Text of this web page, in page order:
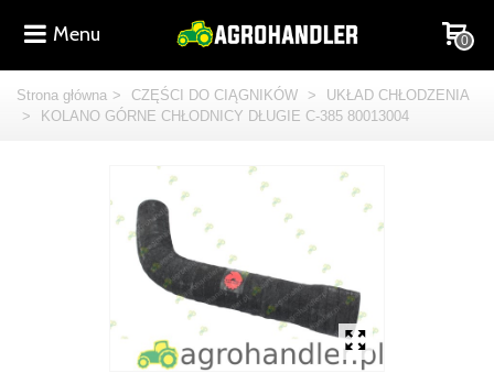
Menu 0
Strona główna > CZĘŚCI DO CIĄGNIKÓW >
UKŁAD CHŁODZENIA
>
KOLANO GÓRNE CHŁODNICY DŁUGIE C-385 80013004